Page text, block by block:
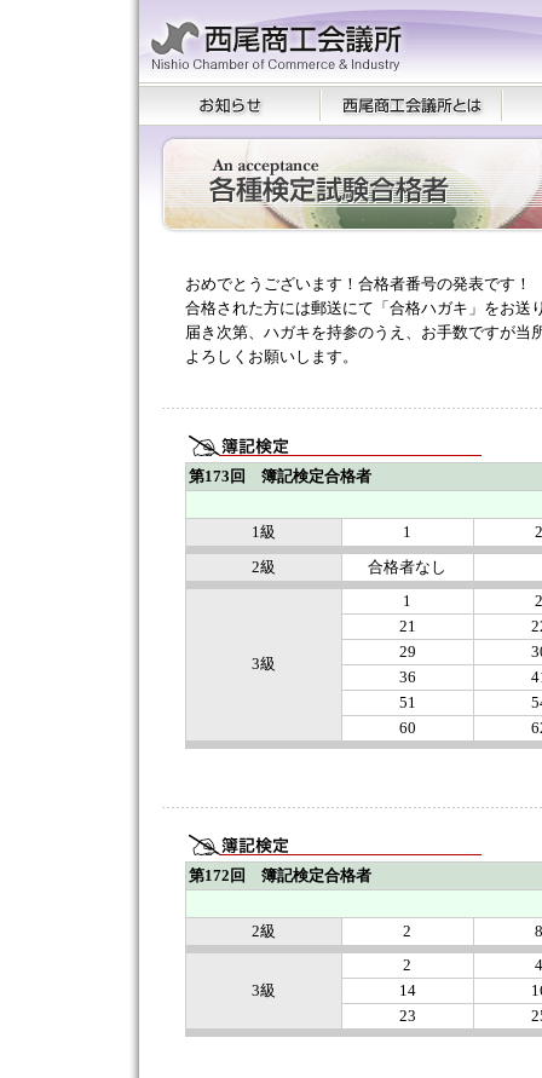
おめでとうございます！合格者番号の発表です！
合格された方には郵送にて「合格ハガキ」をお送
届き次第、ハガキを持参のうえ、お手数ですが
よろしくお願いします。
第173回 簿記検定合格者
1級 1
2
2級
合格者なし
3級
1
2
21
29
36
51
60
第172回 簿記検定合格者
2級 2 8
3級
2
4
14
23